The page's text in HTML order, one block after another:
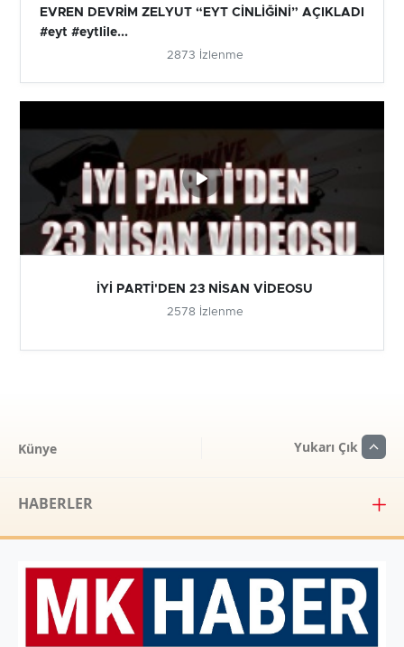
EVREN DEVRİM ZELYUT “EYT CİNLİĞİNİ” AÇIKLADI
#eyt #eytlile...
2873 İzlenme
İYİ PARTİ'DEN 23 NİSAN VİDEOSU
2578 İzlenme
Künye Yukarı Çık
HABERLER